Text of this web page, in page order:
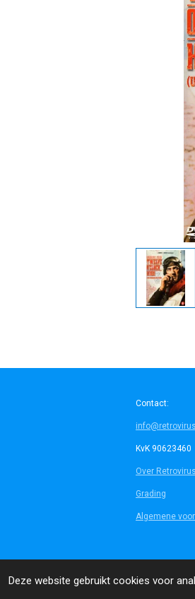
Deze website gebruikt cookies voor
Contact:
KvK 90623460
Over Retrovirus
Grading
Algemene